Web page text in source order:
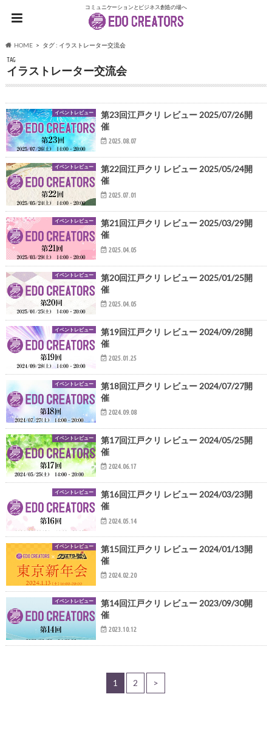
コミュニケーションとビジネス創造の場へ
HOME タグ : イラストレーター交流会
TAG
イラストレーター交流会
イベントレビュー
第23回江戸クリ レビュー 2025/07/26開
催
2025.08.07
イベントレビュー
第22回江戸クリ レビュー 2025/05/24開
催
2025.07.01
イベントレビュー
第21回江戸クリ レビュー 2025/03/29開
催
2025.04.05
イベントレビュー
第20回江戸クリ レビュー 2025/01/25開
催
2025.04.05
イベントレビュー
第19回江戸クリ レビュー 2024/09/28開
催
2025.01.25
イベントレビュー
第18回江戸クリ レビュー 2024/07/27開
催
2024.09.08
イベントレビュー
第17回江戸クリ レビュー 2024/05/25開
催
2024.06.17
イベントレビュー
第16回江戸クリ レビュー 2024/03/23開
催
2024.05.14
イベントレビュー
第15回江戸クリ レビュー 2024/01/13開
催
2024.02.20
イベントレビュー
第14回江戸クリ レビュー 2023/09/30開
催
2023.10.12
1 2 >